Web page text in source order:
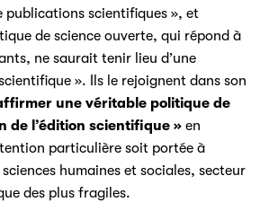
publications scientifiques », et
de science ouverte, qui répond à
ne saurait tenir lieu d’une
». Ils le rejoignent dans son
une véritable politique de
de l’édition scientifique » en
particulière soit portée à
sciences humaines et sociales, secteur
des plus fragiles.